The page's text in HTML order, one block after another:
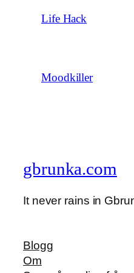
Life Hack
Moodkiller
gbrunka.com
It never rains in
Blogg
Om